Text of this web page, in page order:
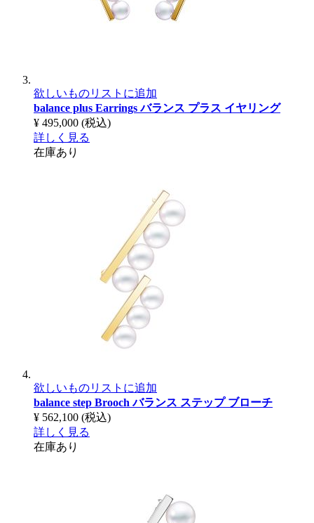
欲しいものリストに追加
balance plus Earringsバランス プラス イヤリング
¥ 495,000 (税込)
詳しく見る
在庫あり
欲しいものリストに追加
balance step Broochバランス ステップ ブローチ
¥ 562,100 (税込)
詳しく見る
在庫あり